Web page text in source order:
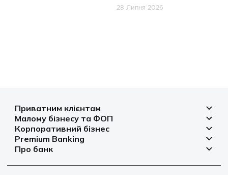
28 Липня 2026
Приватним клієнтам
Депозити
Кредити
Платіжні картки
Платежі
Малому бізнесу та ФОП
Рахунок для бізнесу
Фінансування
Корпоративний бізнес
Рахунки і платежі
Депозити
Premium Banking
Депозити
Платіжні картки
Про банк